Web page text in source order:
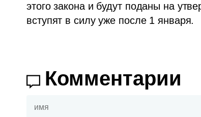
этого закона и будут поданы на
вступят в силу уже после 1 января.
Комментарии